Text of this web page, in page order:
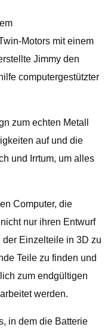
Motors mit einem
Jimmy den
computergestützter
zum echten Metall
auf und die
und Irrtum, um alles
Computer, die
nur ihren Entwurf
Einzelteile in 3D zu
Teile zu finden und
zum endgültigen
werden.
in dem die Batterie